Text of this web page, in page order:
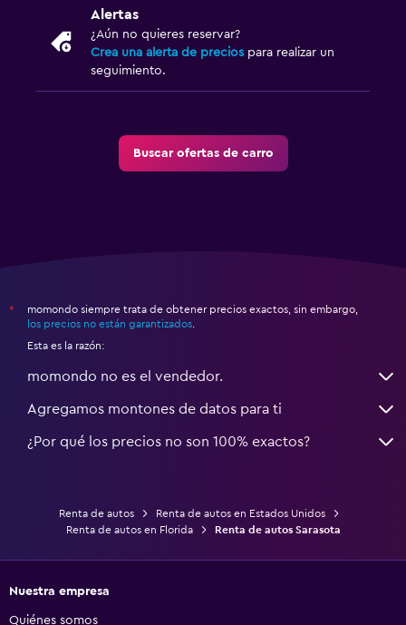
Alertas
¿Aún no quieres reservar?
Crea una alerta de precios para realizar un
seguimiento.
Buscar ofertas de carro
*
momondo siempre trata de obtener precios exactos, sin embargo,
los precios no están garantizados
Esta es la razón:
momondo no es el vendedor.
Agregamos montones de datos para ti
¿Por qué los precios no son 100% exactos?
Renta de autos
Renta de autos en Estados Unidos
Renta de autos en Florida
Renta de autos Sarasota
Nuestra empresa
Quiénes somos